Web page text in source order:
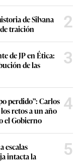
de Silvana
traición
2
de JP en Ética:
de las
3
perdido”: Carlos
retos a un año
el Gobierno
4
escalas
intacta la
5